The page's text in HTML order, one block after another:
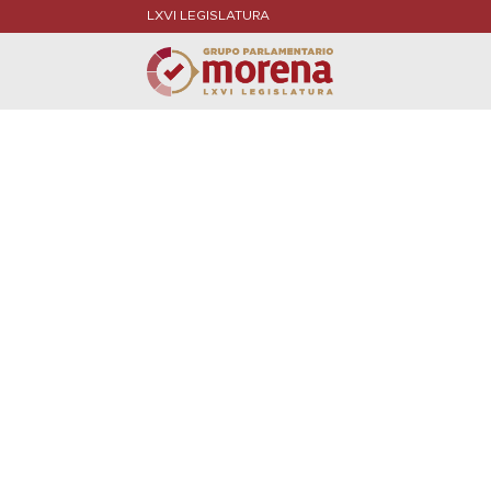
LXVI LEGISLATURA